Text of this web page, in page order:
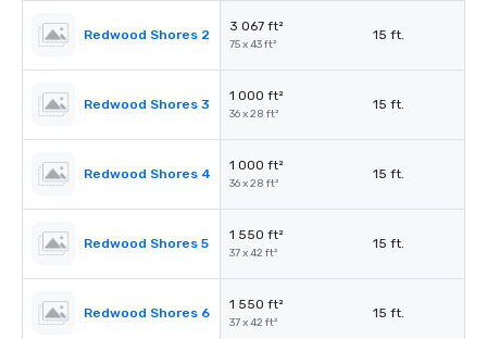
Redwood Shores 2
3 067 ft²
75 x 43 ft²
15 ft.
Redwood Shores 3
1 000 ft²
36 x 28 ft²
15 ft.
Redwood Shores 4
1 000 ft²
36 x 28 ft²
15 ft.
Redwood Shores 5
1 550 ft²
37 x 42 ft²
15 ft.
Redwood Shores 6
1 550 ft²
37 x 42 ft²
15 ft.